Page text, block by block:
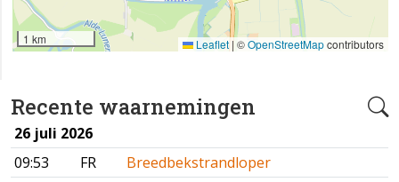
Recente waarnemingen
26 juli 2026
09:53
FR
Breedbekstrandloper
1 km Leaflet | ©OpenStreetMapcontributors